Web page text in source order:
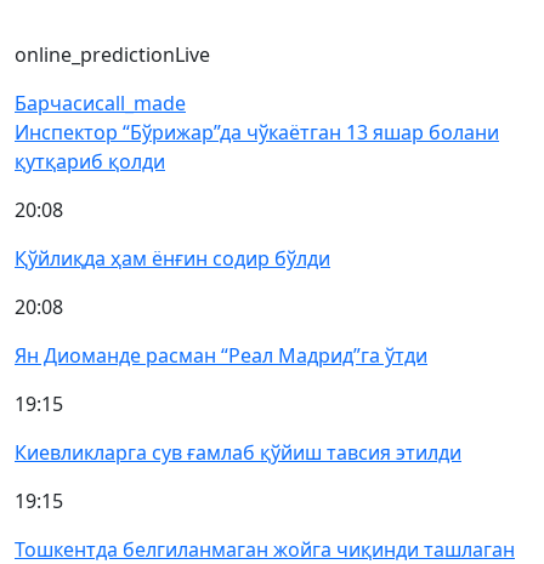
online_predictionLive
Барчасиcall_made
Инспектор “Бўрижар”да чўкаётган 13 яшар болани
қутқариб қолди
20:08
Қўйлиқда ҳам ёнғин содир бўлди
20:08
Ян Диоманде расман “Реал Мадрид”га ўтди
19:15
Киевликларга сув ғамлаб қўйиш тавсия этилди
19:15
Тошкентда белгиланмаган жойга чиқинди ташлаган